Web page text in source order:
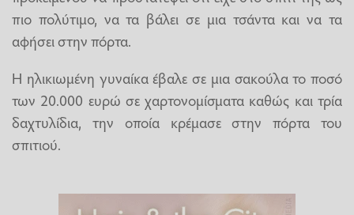
πιο πολύτιμο, να τα βάλει σε μια τσάντα και να τα
αφήσει στην πόρτα.
Η ηλικιωμένη γυναίκα έβαλε σε μια σακούλα το ποσό
των 20.000 ευρώ σε χαρτονομίσματα καθώς και τρία
δαχτυλίδια, την οποία κρέμασε στην πόρτα του
σπιτιού.